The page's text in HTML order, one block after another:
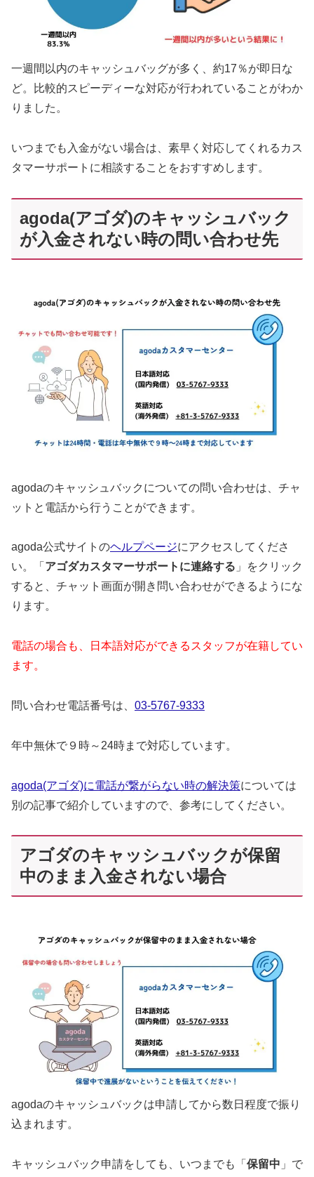
一週間以内のキャッシュバッグが多く、約17％が即日な
ど。比較的スピーディーな対応が行われていることがわか
りました。
いつまでも入金がない場合は、素早く対応してくれるカス
タマーサポートに相談することをおすすめします。
agoda(アゴダ)のキャッシュバック
が入金されない時の問い合わせ先
agodaのキャッシュバックについての問い合わせは、チャ
ットと電話から行うことができます。
agoda公式サイトのヘルプページにアクセスしてくださ
い。「 アゴダカスタマーサポートに連絡する 」をクリック
すると、チャット画面が開き問い合わせができるようにな
ります。
電話の場合も、日本語対応ができるスタッフが在籍してい
ます。
問い合わせ電話番号は、 03-5767-9333
年中無休で９時～24時まで対応しています。
agoda(アゴダ)に電話が繋がらない時の解決策については
別の記事で紹介していますので、参考にしてください。
アゴダのキャッシュバックが保留
中のまま入金されない場合
agodaのキャッシュバックは申請してから数日程度で振り
込まれます。
キャッシュバック申請をしても、いつまでも「 保留中 」で